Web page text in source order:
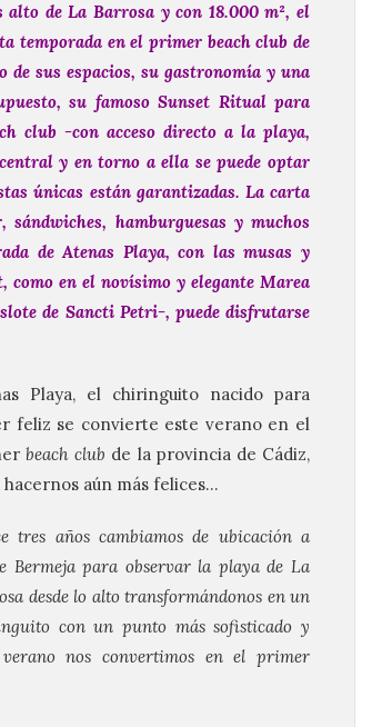
de La Barrosa y con 18.000 m², el
temporada en el primer beach club de
sus espacios, su gastronomía y una
su famoso Sunset Ritual para
club -con acceso directo a la playa,
y en torno a ella se puede optar
únicas están garantizadas. La carta
hamburguesas y muchos
de Atenas Playa, con las musas y
en el novísimo y elegante Marea
de Sancti Petri-, puede disfrutarse
Playa, el chiringuito nacido para
feliz se convierte este verano en el
beach club de la provincia de Cádiz,
hacernos aún más felices…
tres años cambiamos de ubicación a
Bermeja para observar la playa de La
desde lo alto transformándonos en un
con un punto más sofisticado y
verano nos convertimos en el primer